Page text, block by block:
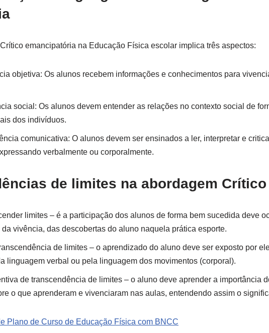
emancipatória na Educação Física escolar implica três aspectos:
objetiva: Os alunos recebem informações e conhecimentos para
social: Os alunos devem entender as relações no contexto social de
dos indivíduos.
comunicativa: O alunos devem ser ensinados a ler, interpretar e
verbalmente ou corporalmente.
de limites na abordagem
limites – é a participação dos alunos de forma bem sucedida deve
vivência, das descobertas do aluno naquela prática esporte.
de limites – o aprendizado do aluno deve ser exposto por
linguagem verbal ou pela linguagem dos movimentos (corporal).
de transcendência de limites – o aluno deve aprender a importância
o que aprenderam e vivenciaram nas aulas, entendendo assim o
Plano de Curso de Educação Física com BNCC